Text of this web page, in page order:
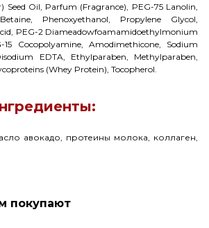
Seed Oil, Parfum (Fragrance), PEG-75 Lanolin,
Phenoxyethanol, Propylene Glycol,
PEG-2 Diameadowfoamamidoethylmonium
15 Cocopolyamine, Amodimethicone, Sodium
EDTA, Ethylparaben, Methylparaben,
(Whey Protein), Tocopherol.
авокадо, протеины молока, коллаген,
покупают